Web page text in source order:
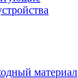
материал